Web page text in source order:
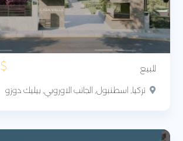
للبيع $
تركيا, اسطنبول, الجانب الاوروبي, بيليك دوزو